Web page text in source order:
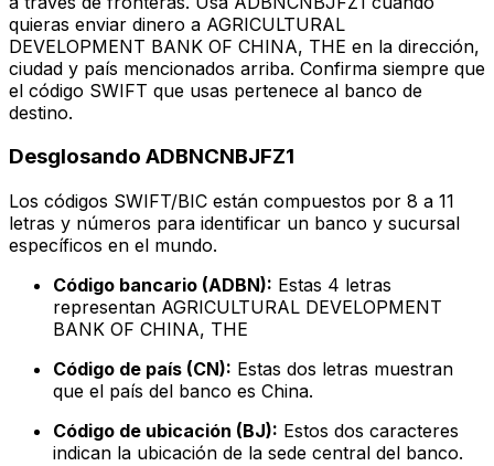
quieras enviar dinero a AGRICULTURAL
DEVELOPMENT BANK OF CHINA, THE en la dirección,
ciudad y país mencionados arriba. Confirma siempre que
el código SWIFT que usas pertenece al banco de
destino.
Desglosando ADBNCNBJFZ1
Los códigos SWIFT/BIC están compuestos por 8 a 11
letras y números para identificar un banco y sucursal
específicos en el mundo.
Código bancario (ADBN): Estas 4 letras
representan AGRICULTURAL DEVELOPMENT
BANK OF CHINA, THE
Código de país (CN): Estas dos letras muestran
que el país del banco es China.
Código de ubicación (BJ): Estos dos caracteres
indican la ubicación de la sede central del banco.